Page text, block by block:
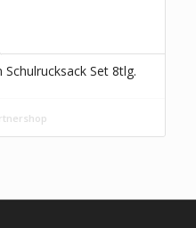
Set 8tlg.